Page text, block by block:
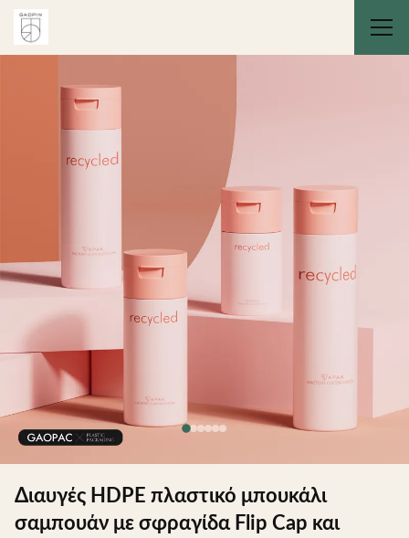
Διαυγές HDPE πλαστικό μπουκάλι
σαμπουάν με σφραγίδα Flip Cap και